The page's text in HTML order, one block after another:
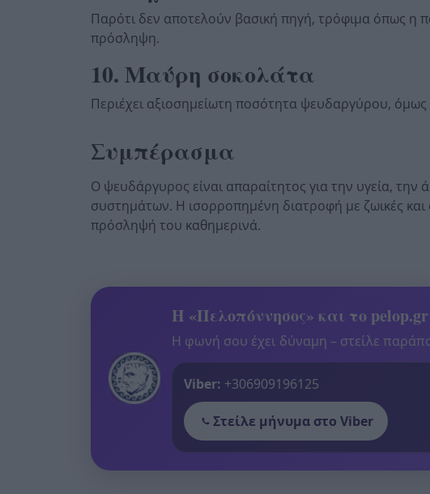
Παρότι δεν αποτελούν βασική πηγή, τρόφιμα όπως η
πρόσληψη.
10. Μαύρη σοκολάτα
Περιέχει αξιοσημείωτη ποσότητα ψευδαργύρου,
Συμπέρασμα
Ο ψευδάργυρος είναι απαραίτητος για την υγεία,
συστημάτων. Η ισορροπημένη διατροφή με ζωικές και
πρόσληψή του καθημερινά.
Η «Πελοπόννησος» και το
Η φωνή σου έχει δύναμη – στείλε
Viber: +306909196125
Στείλε μήνυμα στο Viber